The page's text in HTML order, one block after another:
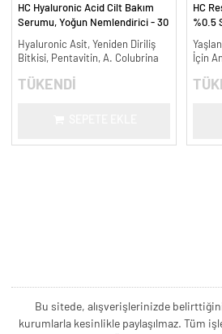
HC Hyaluronic Acid Cilt Bakım
Serumu, Yoğun Nemlendirici - 30
Hyaluronic Asit, Yeniden Diriliş
Bitkisi, Pentavitin, A. Colubrina
TÜKENDİ
HC
%0.5
İçin
Bu sitede, alışverişlerinizde
kurumlarla kesinlikle paylaşılmaz. Tüm